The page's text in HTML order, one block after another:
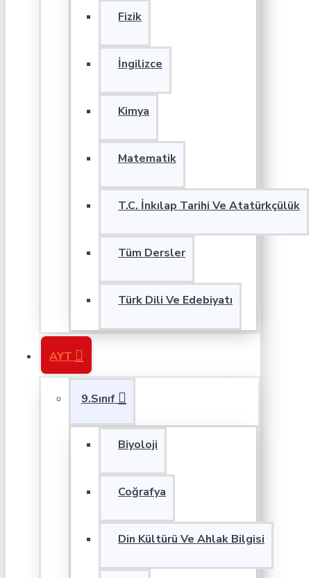
Fizik
İngilizce
Kimya
Matematik
T.C. İnkılap Tarihi Ve Atatürkçülük
Tüm Dersler
Türk Dili Ve Edebiyatı
AYT
9.Sınıf
Biyoloji
Coğrafya
Din Kültürü Ve Ahlak Bilgisi